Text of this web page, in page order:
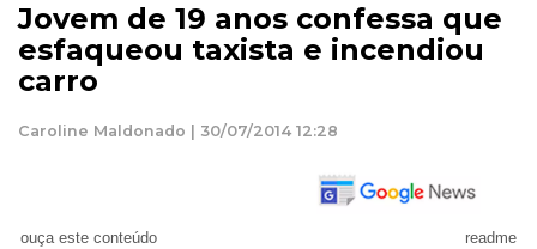
Jovem de 19 anos confessa que
esfaqueou taxista e incendiou
carro
Caroline Maldonado | 30/07/2014 12:28
ouça este conteúdo readme